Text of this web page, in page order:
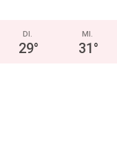
DI.
29°
MI.
31°